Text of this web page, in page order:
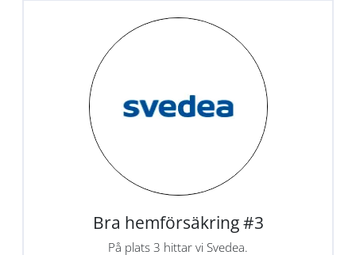
Bra hemförsäkring #3
På plats 3 hittar vi Svedea.